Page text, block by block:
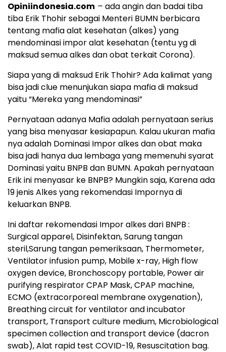
Opiniindonesia.com – ada angin dan badai tiba
tiba Erik Thohir sebagai Menteri BUMN berbicara
tentang mafia alat kesehatan (alkes) yang
mendominasi impor alat kesehatan (tentu yg di
maksud semua alkes dan obat terkait Corona).
Siapa yang di maksud Erik Thohir? Ada kalimat yang
bisa jadi clue menunjukan siapa mafia di maksud
yaitu “Mereka yang mendominasi”
Pernyataan adanya Mafia adalah pernyataan serius
yang bisa menyasar kesiapapun. Kalau ukuran mafia
nya adalah Dominasi Impor alkes dan obat maka
bisa jadi hanya dua lembaga yang memenuhi syarat
Dominasi yaitu BNPB dan BUMN. Apakah pernyataan
Erik ini menyasar ke BNPB? Mungkin saja, Karena ada
19 jenis Alkes yang rekomendasi Impornya di
keluarkan BNPB.
Ini daftar rekomendasi Impor alkes dari BNPB :
Surgical apparel, Disinfektan, Sarung tangan
steril,Sarung tangan pemeriksaan, Thermometer,
Ventilator infusion pump, Mobile x-ray, High flow
oxygen device, Bronchoscopy portable, Power air
purifying respirator CPAP Mask, CPAP machine,
ECMO (extracorporeal membrane oxygenation),
Breathing circuit for ventilator and incubator
transport, Transport culture medium, Microbiological
specimen collection and transport device (dacron
swab), Alat rapid test COVID-19, Resuscitation bag.